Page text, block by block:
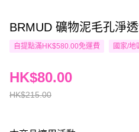
BRMUD 礦物泥毛孔淨
自提點滿HK$580.00免運費 國家/地
HK$215.00
HK$80.00